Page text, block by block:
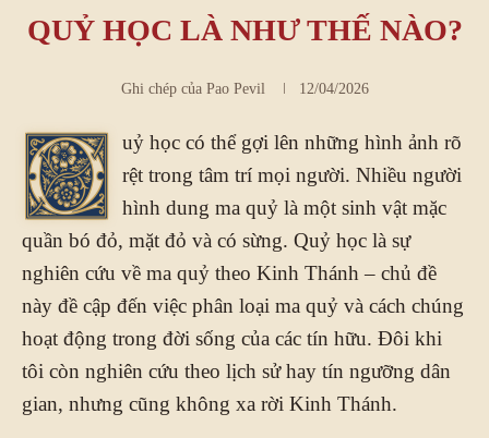
QUỶ HỌC LÀ NHƯ THẾ NÀO?
Ghi chép của Pao Pevil 12/04/2026
Q
uỷ học có thể gợi lên những hình ảnh rõ
rệt trong tâm trí mọi người. Nhiều người
hình dung ma quỷ là một sinh vật mặc
quần bó đỏ, mặt đỏ và có sừng. Quỷ học là sự
nghiên cứu về ma quỷ theo Kinh Thánh – chủ đề
này đề cập đến việc phân loại ma quỷ và cách chúng
hoạt động trong đời sống của các tín hữu. Đôi khi
tôi còn nghiên cứu theo lịch sử hay tín ngưỡng dân
gian, nhưng cũng không xa rời Kinh Thánh.